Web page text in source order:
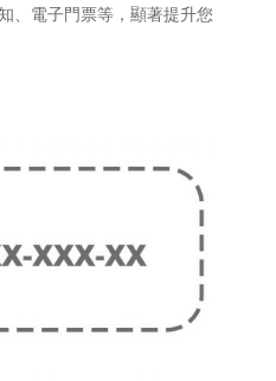
、電子門票等，顯著提升您